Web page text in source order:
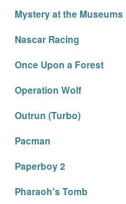
Mystery at the Museums
Nascar Racing
Once Upon a Forest
Operation Wolf
Outrun (Turbo)
Pacman
Paperboy 2
Pharaoh's Tomb